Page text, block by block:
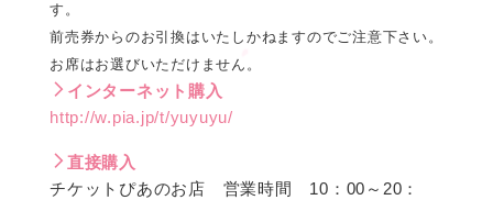
す。
前売券からのお引換はいたしかねますのでご注意下さい。
お席はお選びいただけません。
インターネット購入
http://w.pia.jp/t/yuyuyu/
直接購入
チケットぴあのお店 営業時間 10：00～20：